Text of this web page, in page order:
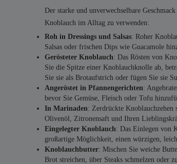
Der starke und unverwechselbare
Knoblauch im Alltag zu verwenden:
Roh in Dressings und Salsas: Roher
Salsas oder frischen Dips wie Guacamole
Gerösteter Knoblauch: Das Rösten von
Sie die Spitze einer Knoblauchknolle ab,
Sie sie als Brotaufstrich oder fügen Sie sie
Angeröstet in Pfannengerichten:
bevor Sie Gemüse, Fleisch oder Tofu
In Marinaden: Zerdrückte Knoblauchzehen
Olivenöl, Zitronensaft und Ihren
Eingelegter Knoblauch: Das Einlegen von
großartige Möglichkeit, einen würzigen,
Knoblauchbutter: Mischen Sie weiche
Brot streichen, über Steaks schmelzen oder